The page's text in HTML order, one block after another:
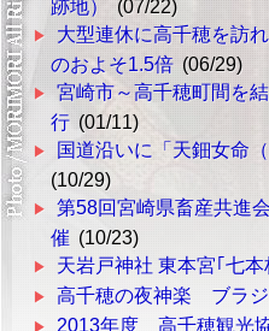
跡地）
(07/22)
大型連休に高千穂を訪
のおよそ1.5倍 (06/29)
宮崎市～高千穂町間を
行 (01/11)
国道沿いに「天鈿女命
(10/29)
第58回宮崎県畜産共進
催 (10/23)
天岩戸神社 東本宮｢七
高千穂の夜神楽 ブラ
2013年度 高千穂観光